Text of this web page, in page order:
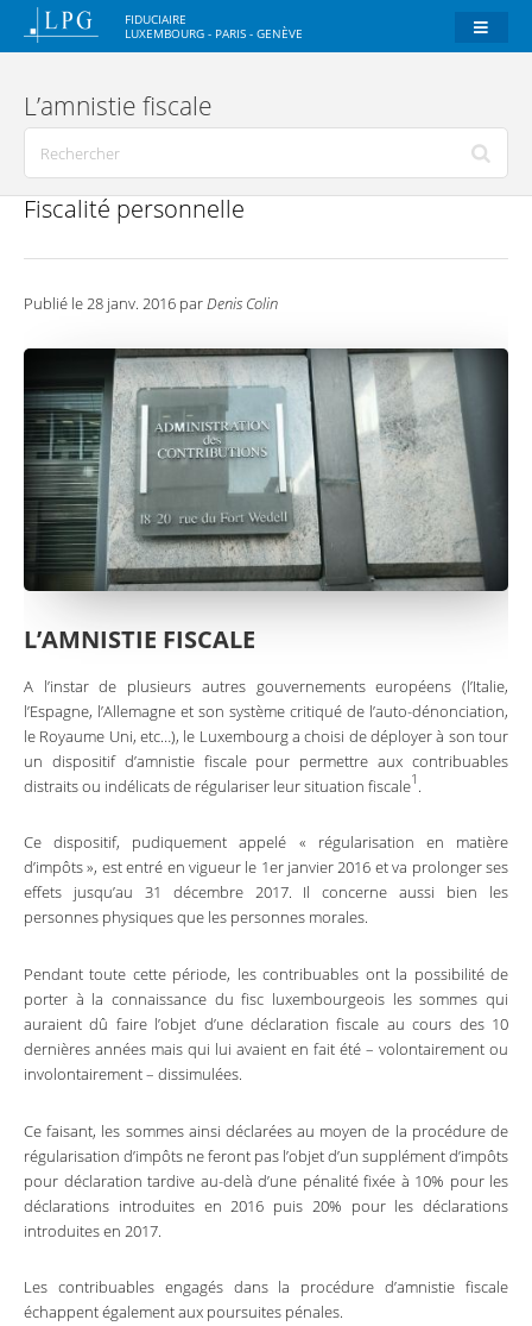
FIDUCIAIRE
LUXEMBOURG - PARIS - GENÈVE
L’amnistie fiscale
Fiscalité personnelle
Publié le 28 janv. 2016 parDenis Colin
L’AMNISTIE FISCALE
A l’instar de plusieurs autres gouvernements européens (l’Italie,
l’Espagne, l’Allemagne et son système critiqué de l’auto-dénonciation,
le Royaume Uni, etc…), le Luxembourg a choisi de déployer à son tour
un dispositif d’amnistie fiscale pour permettre aux contribuables
distraits ou indélicats de régulariser leur situation fiscale1 .
Ce dispositif, pudiquement appelé « régularisation en matière
d’impôts », est entré en vigueur le 1er janvier 2016 et va prolonger ses
effets jusqu’au 31 décembre 2017. Il concerne aussi bien les
personnes physiques que les personnes morales.
Pendant toute cette période, les contribuables ont la possibilité de
porter à la connaissance du fisc luxembourgeois les sommes qui
auraient dû faire l’objet d’une déclaration fiscale au cours des 10
dernières années mais qui lui avaient en fait été – volontairement ou
involontairement – dissimulées.
Ce faisant, les sommes ainsi déclarées au moyen de la procédure de
régularisation d’impôts ne feront pas l’objet d’un supplément d’impôts
pour déclaration tardive au-delà d’une pénalité fixée à 10% pour les
déclarations introduites en 2016 puis 20% pour les déclarations
introduites en 2017.
Les contribuables engagés dans la procédure d’amnistie fiscale
échappent également aux poursuites pénales.